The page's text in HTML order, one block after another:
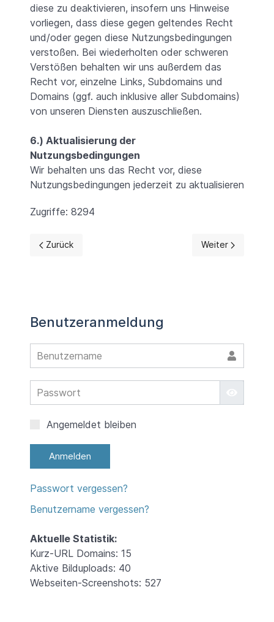
diese zu deaktivieren, insofern uns Hinweise
vorliegen, dass diese gegen geltendes Recht
und/oder gegen diese Nutzungsbedingungen
verstoßen. Bei wiederholten oder schweren
Verstößen behalten wir uns außerdem das
Recht vor, einzelne Links, Subdomains und
Domains (ggf. auch inklusive aller Subdomains)
von unseren Diensten auszuschließen.
6.) Aktualisierung der
Nutzungsbedingungen
Wir behalten uns das Recht vor, diese
Nutzungsbedingungen jederzeit zu aktualisieren
Zugriffe: 8294
Vorheriger Beitrag: Datenschutz
Zurück Nächster
Weiter
Benutzeranmeldung
Angemeldet bleiben
Anmelden
Passwort vergessen?
Benutzername vergessen?
Aktuelle Statistik:
Kurz-URL Domains: 15
Aktive Bilduploads: 40
Webseiten-Screenshots: 527